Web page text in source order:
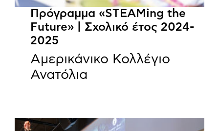
Πρόγραμμα «STEAMing the
Future» | Σχολικό έτος 2024-
2025
Αμερικάνικο Κολλέγιο
Ανατόλια